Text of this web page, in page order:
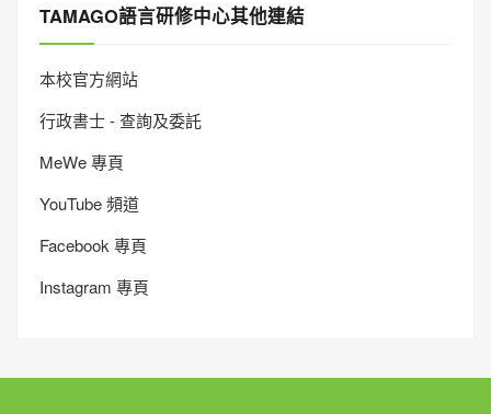
TAMAGO語言研修中心其他連結
本校官方網站
行政書士 - 查詢及委託
MeWe 專頁
YouTube 頻道
Facebook 專頁
Instagram 專頁